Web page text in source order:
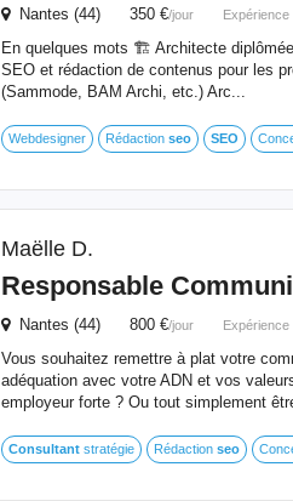
Nantes (44) 350 €/jour Expérience
En quelques mots 🏗 Architecte
SEO et rédaction de contenus pour les
(Sammode, BAM Archi, etc.) Arc...
Webdesigner Rédaction seo SEO
Maëlle D.
Responsable
Nantes (44) 800 €/jour Expérience
Vous souhaitez remettre à plat votre
adéquation avec votre ADN et vos
employeur forte ? Ou tout simplement
Consultantstratégie Rédaction seo